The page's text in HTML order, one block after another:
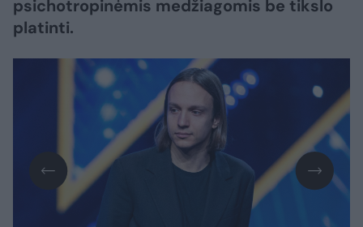
psichotropinėmis medžiagomis be tikslo
platinti.